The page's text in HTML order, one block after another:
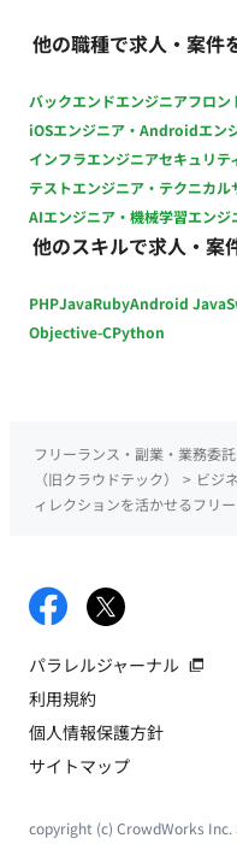
間8H、休憩1H）※上長承
業務に慣れるまではフル出
～2,500円 ※スキル・経験
25日支払い
他の職種で求人・案件
バックエンドエンジニアフロン
iOSエンジニア・Androidエン
インフラエンジニアセキュリテ
テストエンジニア・テクニカル
AIエンジニア・機械学習エンジ
他のスキルで求人・案
PHPJavaRubyAndroid Java
Objective-CPython
フリーランス・副業・業務委
（旧クラウドテック）
> ビジ
ィレクションを活かせるフリ
パラレルジャーナル
利用規約
個人情報保護方針
サイトマップ
copyright (c) CrowdWorks